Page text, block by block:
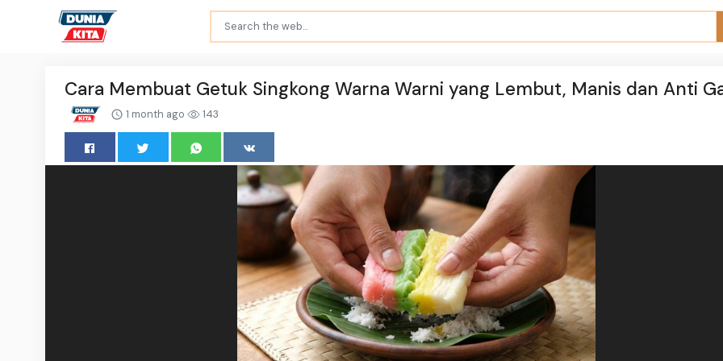
Cara Membuat Getuk Singkong Warna Warni yang Lembut, Manis dan Anti
1 month ago 143